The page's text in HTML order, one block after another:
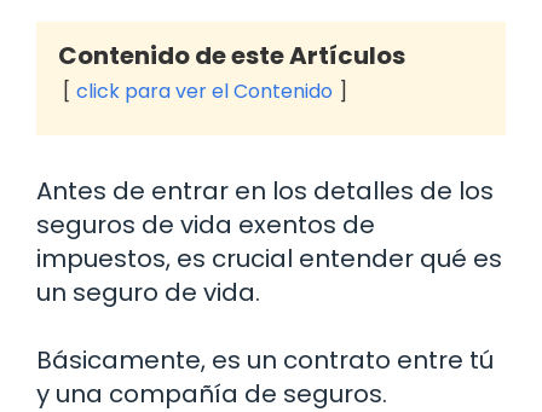
Contenido de este Artículos
click para ver el Contenido
Antes de entrar en los detalles de los
seguros de vida exentos de
impuestos, es crucial entender qué es
un seguro de vida.
Básicamente, es un contrato entre tú
y una compañía de seguros.